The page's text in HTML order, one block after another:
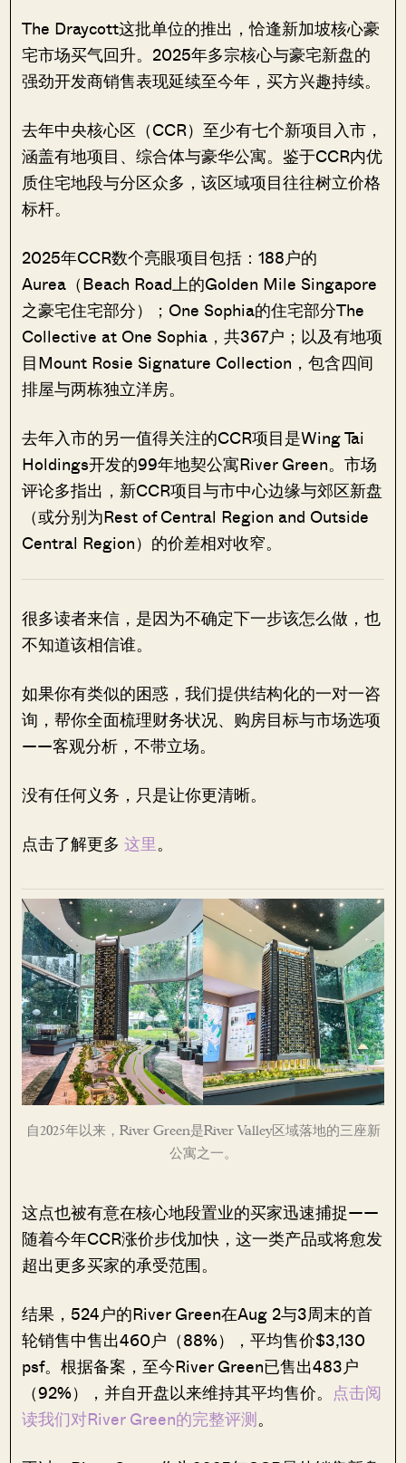
The Draycott这批单位的推出，恰逢新加坡核心豪
宅市场买气回升。2025年多宗核心与豪宅新盘的
强劲开发商销售表现延续至今年，买方兴趣持续。
去年中央核心区（CCR）至少有七个新项目入市，
涵盖有地项目、综合体与豪华公寓。鉴于CCR内优
质住宅地段与分区众多，该区域项目往往树立价格
标杆。
2025年CCR数个亮眼项目包括：188户的
Aurea（Beach Road上的Golden Mile Singapore
之豪宅住宅部分）；One Sophia的住宅部分The
Collective at One Sophia，共367户；以及有地项
目Mount Rosie Signature Collection，包含四间
排屋与两栋独立洋房。
去年入市的另一值得关注的CCR项目是Wing Tai
Holdings开发的99年地契公寓River Green。市场
评论多指出，新CCR项目与市中心边缘与郊区新盘
（或分别为Rest of Central Region and Outside
Central Region）的价差相对收窄。
很多读者来信，是因为不确定下一步该怎么做，也
不知道该相信谁。
如果你有类似的困惑，我们提供结构化的一对一咨
询，帮你全面梳理财务状况、购房目标与市场选项
——客观分析，不带立场。
没有任何义务，只是让你更清晰。
点击了解更多这里。
自2025年以来，River Green是River Valley区域落地的三座新
公寓之一。
这点也被有意在核心地段置业的买家迅速捕捉——
随着今年CCR涨价步伐加快，这一类产品或将愈发
超出更多买家的承受范围。
结果，524户的River Green在Aug 2与3周末的首
轮销售中售出460户（88%），平均售价$3,130
psf。根据备案，至今River Green已售出483户
（92%），并自开盘以来维持其平均售价。 点击阅
读我们对River Green的完整评测。